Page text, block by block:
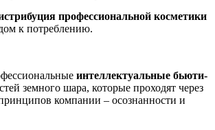
профессиональной косметики
к потреблению.
интеллектуальные бьюти-
земного шара, которые проходят через
компании – осознанности и